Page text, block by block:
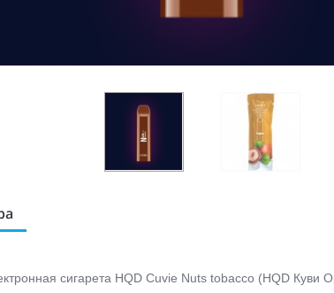
сигарета HQD Cuvie Nuts tobacco (HQD Куви